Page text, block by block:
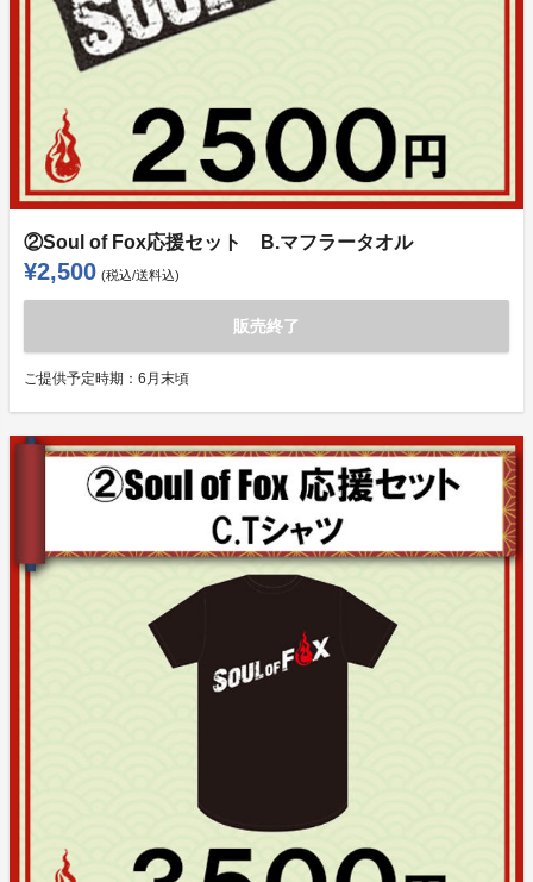
②Soul of Fox応援セット B.マフラータオル
¥2,500 (税込/送料込)
販売終了
ご提供予定時期： 6月末頃